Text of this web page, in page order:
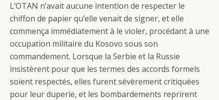
L’OTAN n’avait aucune intention de respecter le
chiffon de papier qu’elle venait de signer, et elle
commença immédiatement à le violer, procédant à une
occupation militaire du Kosovo sous son
commandement. Lorsque la Serbie et la Russie
insistèrent pour que les termes des accords formels
soient respectés, elles furent sévèrement critiquées
pour leur duperie, et les bombardements reprirent